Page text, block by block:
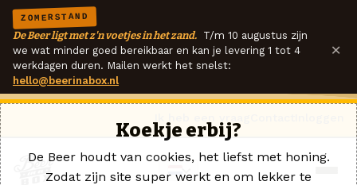
ZOMERSTAND
De Beer ligt met z'n voetjes in het zand. T/m 10 augustus zijn
we wat minder goed bereikbaar en kan je levering 1 tot 4
werkdagen duren. Mailen werkt het snelst:
hello@beerinabox.nl
×
Koekje erbij?
De Beer houdt van cookies, het liefst met honing.
Zodat zijn site super werkt en om lekker te